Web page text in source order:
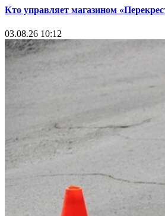
Кто управляет магазином
03.08.26 10:12